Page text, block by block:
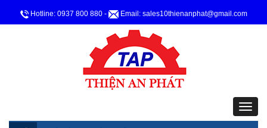
Hotline: 0937 800 880 - Email: sales10thienanphat@gmail.com